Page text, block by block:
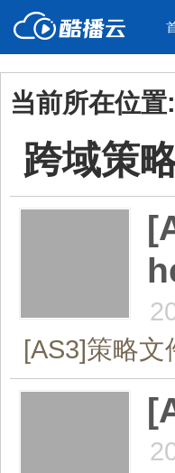
产品与新功能
视频加密防下载防
防下载/防盗录/防录
应用场景
企业宣传
为个人网站、博客论
当前所在位置:
跨域策
[AS3]策略